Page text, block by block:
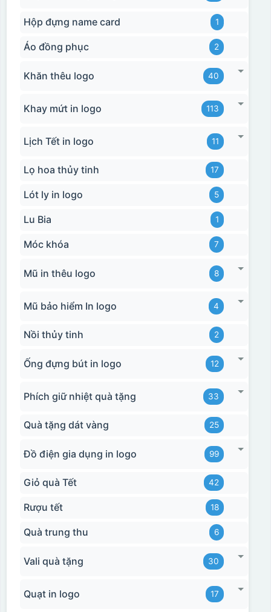
Hộp đựng name card 1
Áo đồng phục 2
Khăn thêu logo 40
Khay mứt in logo 113
Lịch Tết in logo 11
Lọ hoa thủy tinh 17
Lót ly in logo 5
Lu Bia 1
Móc khóa 7
Mũ in thêu logo 8
Mũ bảo hiểm In logo 4
Nồi thủy tinh 2
Ống đựng bút in logo 12
Phích giữ nhiệt quà tặng 33
Quà tặng dát vàng 25
Đồ điện gia dụng in logo 99
Giỏ quà Tết 42
Rượu tết 18
Quà trung thu 6
Vali quà tặng 30
Quạt in logo 17